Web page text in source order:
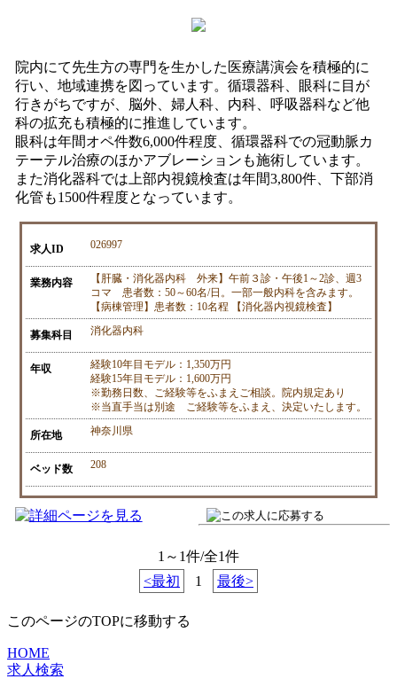
院内にて先生方の専門を生かした医療講演会を積極的に
行い、地域連携を図っています。循環器科、眼科に目が
行きがちですが、脳外、婦人科、内科、呼吸器科など他
科の拡充も積極的に推進しています。
眼科は年間オペ件数6,000件程度、循環器科での冠動脈カ
テーテル治療のほかアブレーションも施術しています。
また消化器科では上部内視鏡検査は年間3,800件、下部消
化管も1500件程度となっています。
求人ID 026997
業務内容
【肝臓・消化器内科 外来】午前３診・午後1～2診、週3
コマ 患者数：50～60名/日。一部一般内科を含みます。
【病棟管理】患者数：10名程 【消化器内視鏡検査】
募集科目 消化器内科
年収
経験10年目モデル：1,350万円
経験15年目モデル：1,600万円
※勤務日数、ご経験等をふまえご相談。院内規定あり
※当直手当は別途 ご経験等をふまえ、決定いたします。
所在地 神奈川県
ベッド数 208
1～1件/全1件
<最初
1 最後>
このページのTOPに移動する
HOME
求人検索